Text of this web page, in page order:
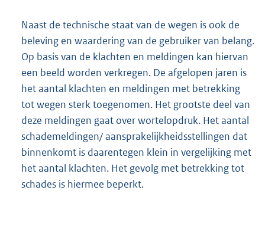
Naast de technische staat van de wegen is ook de
beleving en waardering van de gebruiker van belang.
Op basis van de klachten en meldingen kan hiervan
een beeld worden verkregen. De afgelopen jaren is
het aantal klachten en meldingen met betrekking
tot wegen sterk toegenomen. Het grootste deel van
deze meldingen gaat over wortelopdruk. Het aantal
schademeldingen/ aansprakelijkheidsstellingen dat
binnenkomt is daarentegen klein in vergelijking met
het aantal klachten. Het gevolg met betrekking tot
schades is hiermee beperkt.